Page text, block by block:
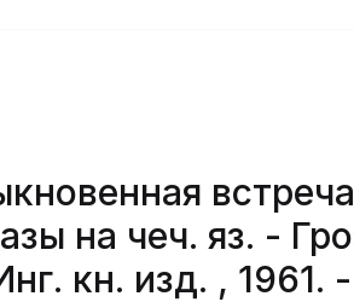
на чеч. яз. -
кн. изд. , 1961.